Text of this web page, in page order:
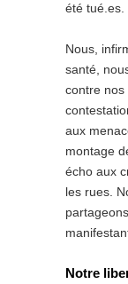
été tué.es.
Nous,
santé,
contre nos
aux
montage
écho aux
les rues.
Notre